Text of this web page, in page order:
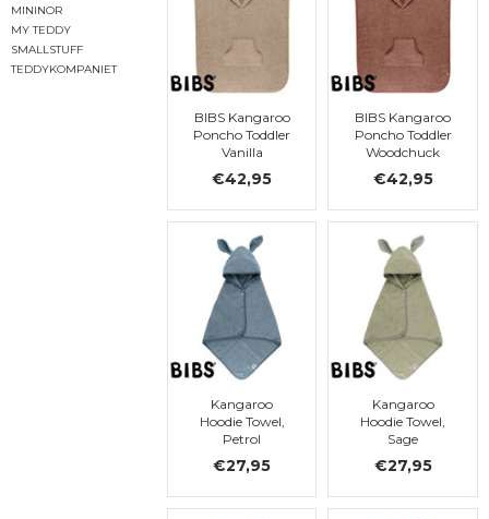
MININOR
MY TEDDY
SMALLSTUFF
TEDDYKOMPANIET
BIBS Kangaroo
Poncho Toddler
Vanilla
€42,95
BIBS Kangaroo
Poncho Toddler
Woodchuck
€42,95
Kangaroo
Hoodie Towel,
Petrol
€27,95
Kangaroo
Hoodie Towel,
Sage
€27,95